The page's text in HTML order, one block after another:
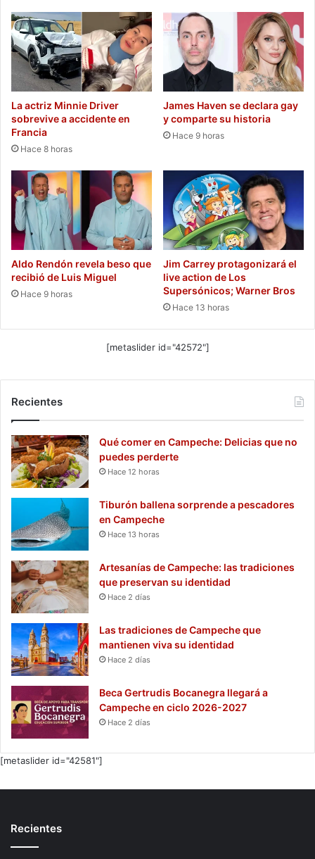
La actriz Minnie Driver
sobrevive a accidente en
Francia
Hace 8 horas
James Haven se declara gay
y comparte su historia
Hace 9 horas
Aldo Rendón revela beso que
recibió de Luis Miguel
Hace 9 horas
Jim Carrey protagonizará el
live action de Los
Supersónicos; Warner Bros
Hace 13 horas
[metaslider id="42572"]
Recientes
Qué comer en Campeche: Delicias que no
puedes perderte
Hace 12 horas
Tiburón ballena sorprende a pescadores
en Campeche
Hace 13 horas
Artesanías de Campeche: las tradiciones
que preservan su identidad
Hace 2 días
Las tradiciones de Campeche que
mantienen viva su identidad
Hace 2 días
Beca Gertrudis Bocanegra llegará a
Campeche en ciclo 2026-2027
Hace 2 días
[metaslider id="42581"]
Recientes